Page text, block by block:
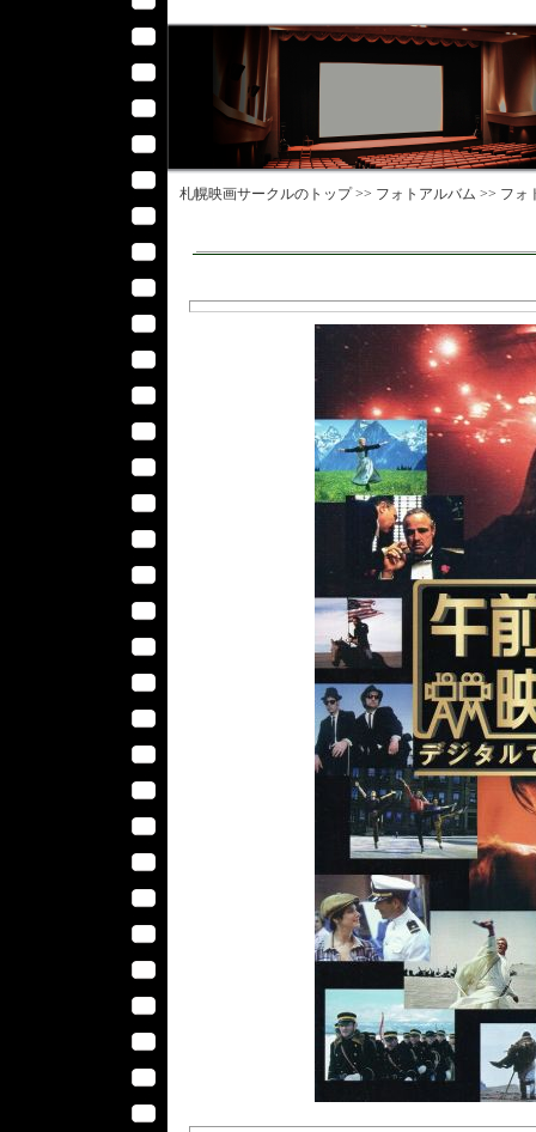
札幌映画サークルのトップ >> フォトアルバム >> フォ